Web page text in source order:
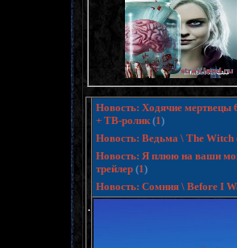
.
Новость: Ходячие мертвецы
+ ТВ-ролик (1)
Новость: Ведьма \ The Witch
Новость: Я плюю на ваши
трейлер (1)
Новость: Сомния \ Before I